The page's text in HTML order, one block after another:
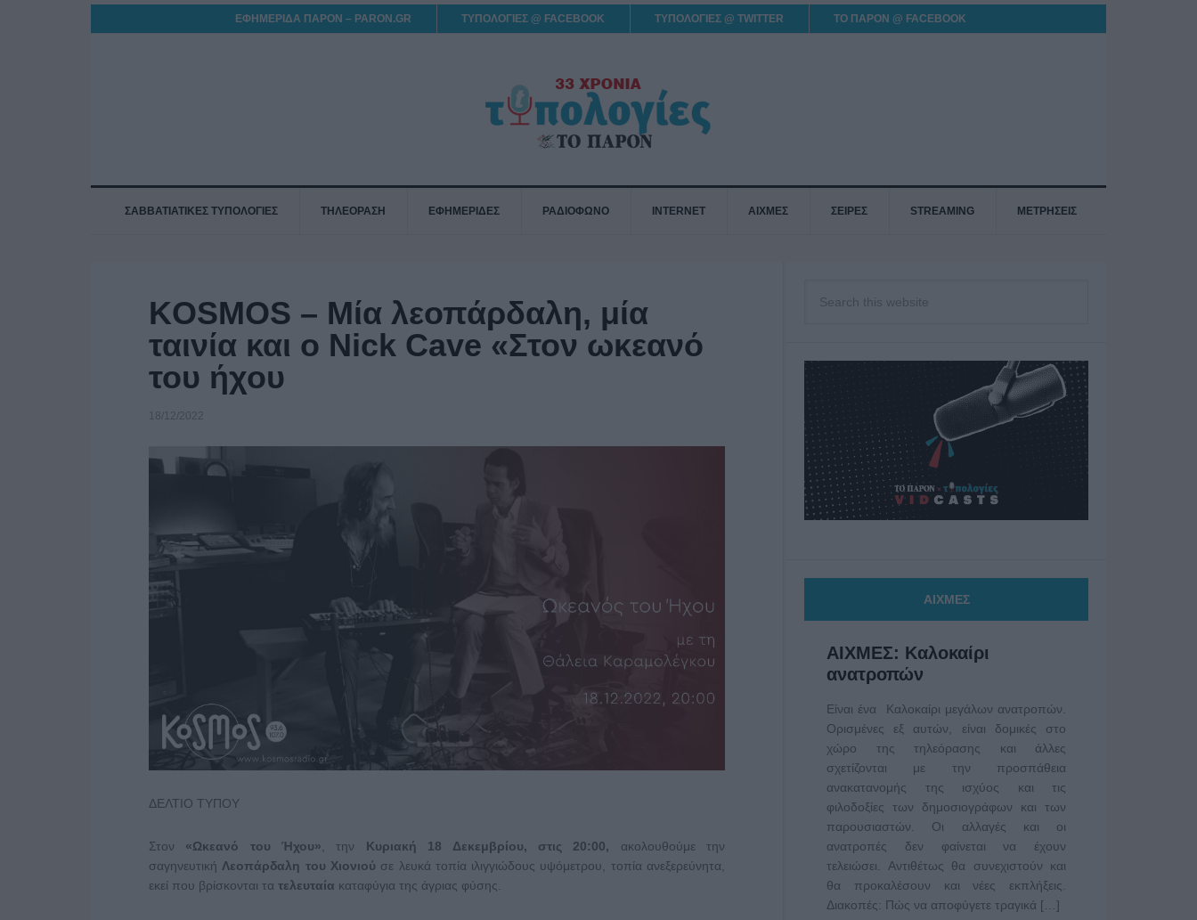
ΕΦΗΜΕΡΙΔΑ ΠΑΡΟΝ – PARON.GR ΤΥΠΟΛΟΓΙΕΣ @ FACEBOOK ΤΥΠΟΛΟΓΙΕΣ @ TWITTER ΤΟ ΠΑΡΟΝ @ FACEBOOK
ΣΑΒΒΑΤΙΑΤΙΚΕΣ ΤΥΠΟΛΟΓΙΕΣ ΤΗΛΕΟΡΑΣΗ ΕΦΗΜΕΡΙΔΕΣ ΡΑΔΙΟΦΩΝΟ INTERNET ΑΙΧΜΕΣ ΣΕΙΡΕΣ STREAMING ΜΕΤΡΗΣΕΙΣ
KOSMOS – Μία λεοπάρδαλη, μία
ταινία και o Nick Cave «Στον ωκεανό
του ήχου
18/12/2022
ΔΕΛΤΙΟ ΤΥΠΟΥ
Στον «Ωκεανό του Ήχου» , την Κυριακή 18 Δεκεμβρίου, στις 20:00, ακολουθούμε την
σαγηνευτική Λεοπάρδαλη του Χιονιού σε λευκά τοπία ιλιγγιώδους υψόμετρου, τοπία ανεξερεύνητα,
εκεί που βρίσκονται τα τελευταία καταφύγια της άγριας φύσης.
ΑΙΧΜΕΣ
ΑΙΧΜΕΣ: Καλοκαίρι
ανατροπών
Είναι ένα Καλοκαίρι μεγάλων ανατροπών.
Ορισμένες εξ αυτών, είναι δομικές στο
χώρο της τηλεόρασης και άλλες
σχετίζονται με την προσπάθεια
ανακατανομής της ισχύος και τις
φιλοδοξίες των δημοσιογράφων και των
παρουσιαστών. Οι αλλαγές και οι
ανατροπές δεν φαίνεται να έχουν
τελειώσει. Αντιθέτως θα συνεχιστούν και
θα προκαλέσουν και νέες εκπλήξεις.
Διακοπές: Πώς να αποφύγετε τραγικά […]